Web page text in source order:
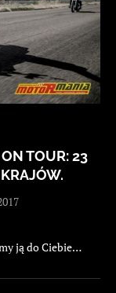
TOUR: 23
ją do Ciebie…